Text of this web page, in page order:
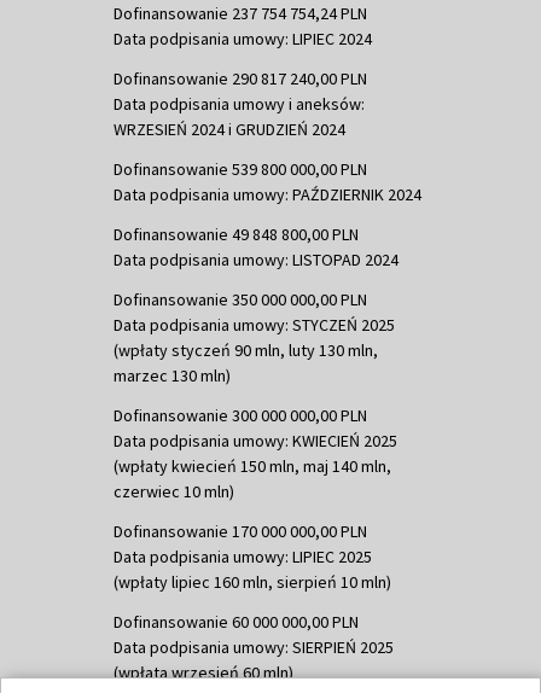
Dofinansowanie 237 754 754,24 PLN
Data podpisania umowy: LIPIEC 2024
Dofinansowanie 290 817 240,00 PLN
Data podpisania umowy i aneksów:
WRZESIEŃ 2024 i GRUDZIEŃ 2024
Dofinansowanie 539 800 000,00 PLN
Data podpisania umowy: PAŹDZIERNIK 2024
Dofinansowanie 49 848 800,00 PLN
Data podpisania umowy: LISTOPAD 2024
Dofinansowanie 350 000 000,00 PLN
Data podpisania umowy: STYCZEŃ 2025
(wpłaty styczeń 90 mln, luty 130 mln,
marzec 130 mln)
Dofinansowanie 300 000 000,00 PLN
Data podpisania umowy: KWIECIEŃ 2025
(wpłaty kwiecień 150 mln, maj 140 mln,
czerwiec 10 mln)
Dofinansowanie 170 000 000,00 PLN
Data podpisania umowy: LIPIEC 2025
(wpłaty lipiec 160 mln, sierpień 10 mln)
Dofinansowanie 60 000 000,00 PLN
Data podpisania umowy: SIERPIEŃ 2025
(wpłata wrzesień 60 mln)